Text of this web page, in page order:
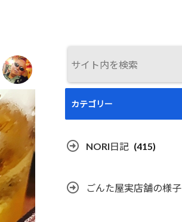
カテゴリー
NORI日記 (415)
ごんた屋実店舗の様子